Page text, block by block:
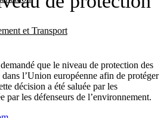
et Transport
que le niveau de protection des
l’Union européenne afin de protéger
décision a été saluée par les
par les défenseurs de l’environnement.